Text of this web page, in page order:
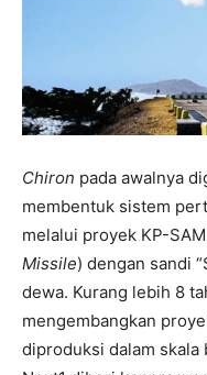
Chiron pada awalnya
membentuk sistem
melalui proyek KP-
Missile) dengan sandi
dewa. Kurang lebih 8
mengembangkan
diproduksi dalam skala